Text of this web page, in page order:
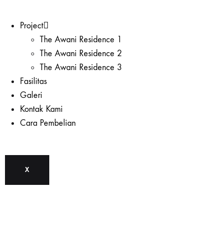
Project
The Awani Residence 1
The Awani Residence 2
The Awani Residence 3
Fasilitas
Galeri
Kontak Kami
Cara Pembelian
X